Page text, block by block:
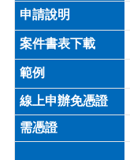
首
站
導
覽
市